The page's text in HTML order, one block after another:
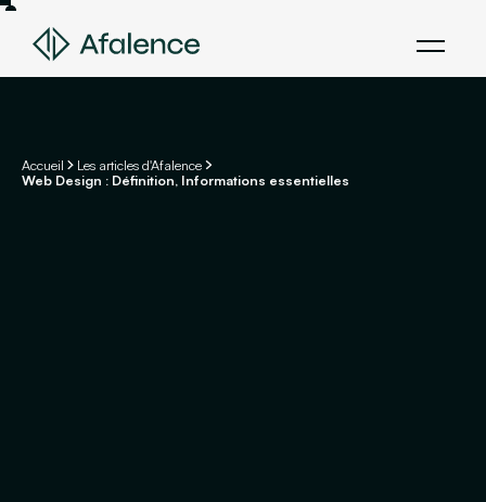
Accueil
Les articles d'Afalence
Web Design : Définition, Informations essentielles